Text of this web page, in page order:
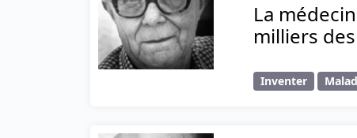
La
milliers
Inventer